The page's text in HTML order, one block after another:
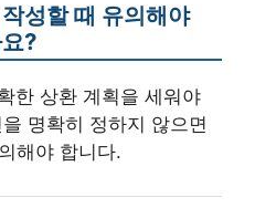
성할 때 유의해야
?
한 상환 계획을 세워야
명확히 정하지 않으면
해야 합니다.